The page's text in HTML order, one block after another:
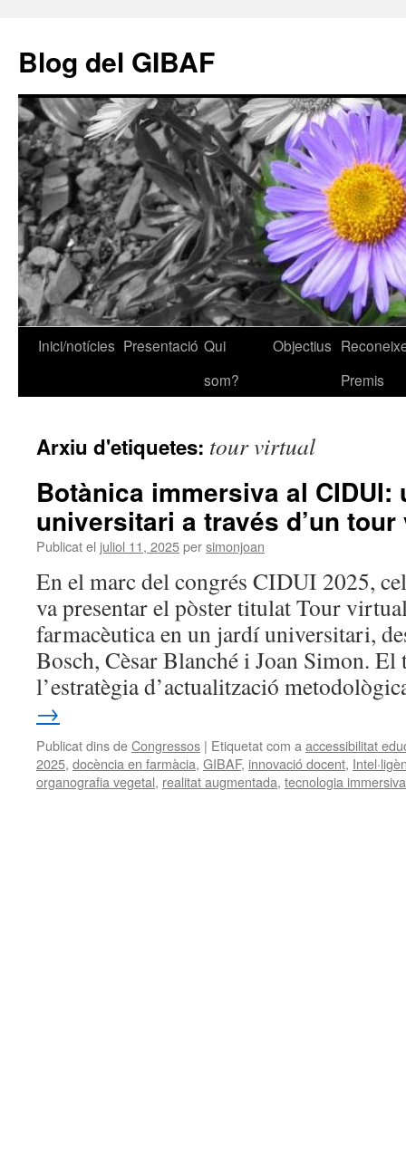
contingut
Blog del GIBAF
Inici/notícies Presentació Qui
som?
Objectius
Premis
Arxiu d'etiquetes: tour virtual
Botànica immersiva al CIDUI:
universitari a través d’un tour
Publicat el juliol 11, 2025persimonjoan
En el marc del congrés CIDUI 2025,
va presentar el pòster titulat Tour
farmacèutica en un jardí universitari,
Bosch, Cèsar Blanché i Joan Simon.
l’estratègia d’actualització
→
Publicat dins deCongressos | Etiquetat com a accessibilitat
2025, docència en farmàcia, GIBAF, innovació docent,
organografia vegetal, realitat augmentada, tecnologia immersiva